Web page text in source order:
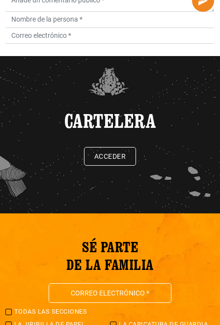
CARTELERA
ACCEDER
SÉ PARTE
DE LA FAMILIA
TODAS LAS SECCIONES